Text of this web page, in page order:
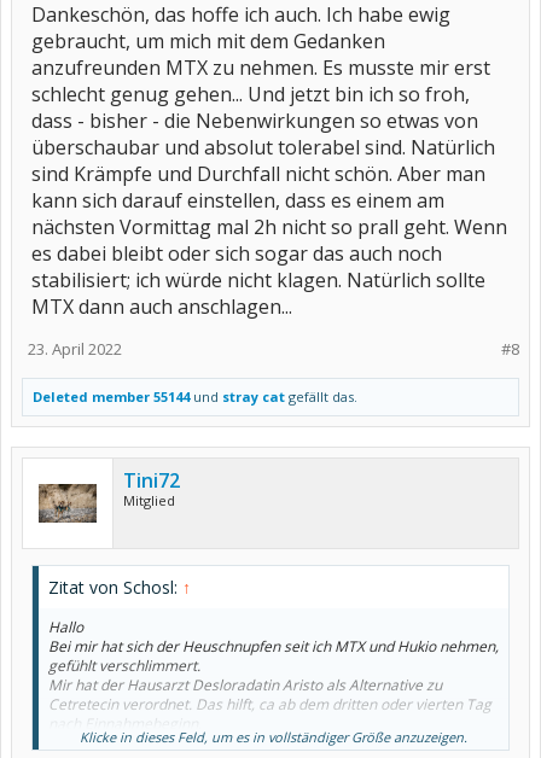
Dankeschön, das hoffe ich auch. Ich habe ewig
gebraucht, um mich mit dem Gedanken
anzufreunden MTX zu nehmen. Es musste mir erst
schlecht genug gehen... Und jetzt bin ich so froh,
dass - bisher - die Nebenwirkungen so etwas von
überschaubar und absolut tolerabel sind. Natürlich
sind Krämpfe und Durchfall nicht schön. Aber man
kann sich darauf einstellen, dass es einem am
nächsten Vormittag mal 2h nicht so prall geht. Wenn
es dabei bleibt oder sich sogar das auch noch
stabilisiert; ich würde nicht klagen. Natürlich sollte
MTX dann auch anschlagen...
#8
23. April 2022
Deleted member 55144und stray cat gefällt das.
Tini72
Mitglied
Zitat von Schosl: ↑
Hallo
Bei mir hat sich der Heuschnupfen seit ich MTX und Hukio nehmen,
gefühlt verschlimmert.
Mir hat der Hausarzt Desloradatin Aristo als Alternative zu
Cetretecin verordnet. Das hilft, ca ab dem dritten oder vierten Tag
nach Einnahmebeginn.
Schönen Abend
Klicke in dieses Feld, um es in vollständiger Größe anzuzeigen.